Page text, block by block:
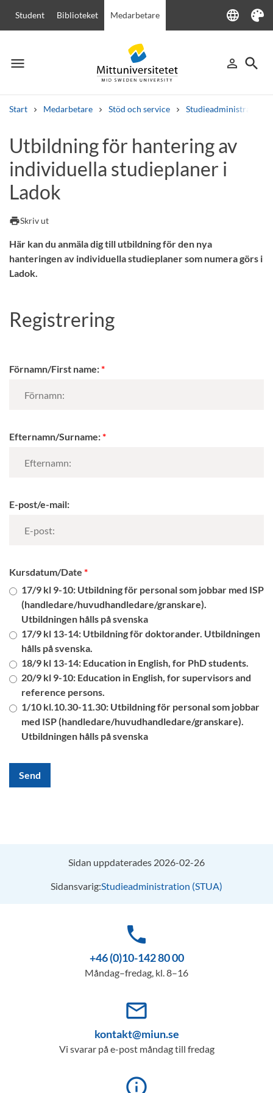
Student Biblioteket Medarbetare language
Language
Tema
menu
Meny person_outline
Logga in
search
Sök
Start Medarbetare Stöd och service Studieadministration
Andra söktjänster
Kurser och programKursplaner Välkomstbrev Personal
Lediga jobb
Utbildning för hantering av
individuella studieplaner i
Ladok
printSkriv ut
Här kan du anmäla dig till utbildning för den nya
hanteringen av individuella studieplaner som numera görs i
Ladok.
Registrering
Förnamn/First name:
Efternamn/Surname:
E-post/e-mail:
Kursdatum/Date
17/9 kl 9-10: Utbildning för personal som jobbar med ISP
(handledare/huvudhandledare/granskare).
Utbildningen hålls på svenska
17/9 kl 13-14: Utbildning för doktorander. Utbildningen
hålls på svenska.
18/9 kl 13-14: Education in English, for PhD students.
20/9 kl 9-10: Education in English, for supervisors and
reference persons.
1/10 kl.10.30-11.30: Utbildning för personal som jobbar
med ISP (handledare/huvudhandledare/granskare).
Utbildningen hålls på svenska
Send
Sidan uppdaterades 2026-02-26
Sidansvarig:Studieadministration (STUA)
phone
+46 (0)10-142 80 00
Måndag–fredag, kl. 8–16
mail_outline
kontakt@miun.se
Vi svarar på e-post måndag till fredag
info_outline